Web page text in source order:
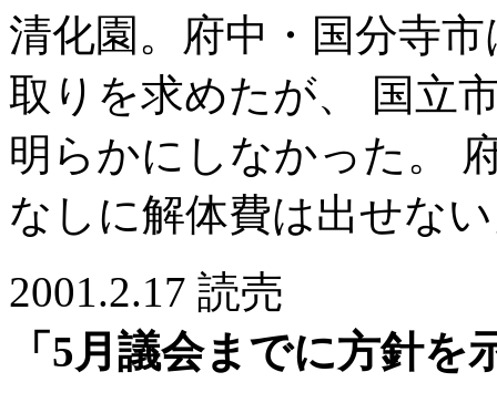
清化園。府中・国分寺
取りを求めたが、 国立
明らかにしなかった。
なしに解体費は出せな
2001.2.17 読売
「5月議会までに方針